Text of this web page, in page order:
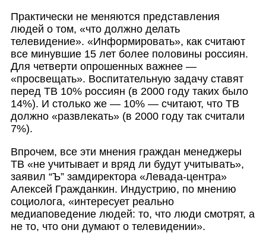
Практически не меняются представления
людей о том, «что должно делать
телевидение». «Информировать», как считают
все минувшие 15 лет более половины россиян.
Для четверти опрошенных важнее —
«просвещать». Воспитательную задачу ставят
перед ТВ 10% россиян (в 2000 году таких было
14%). И столько же — 10% — считают, что ТВ
должно «развлекать» (в 2000 году так считали
7%).
Впрочем, все эти мнения граждан менеджеры
ТВ «не учитывает и вряд ли будут учитывать»,
заявил “Ъ” замдиректора «Левада-центра»
Алексей Гражданкин. Индустрию, по мнению
социолога, «интересует реально
медиаповедение людей: то, что люди смотрят, а
не то, что они думают о телевидении».